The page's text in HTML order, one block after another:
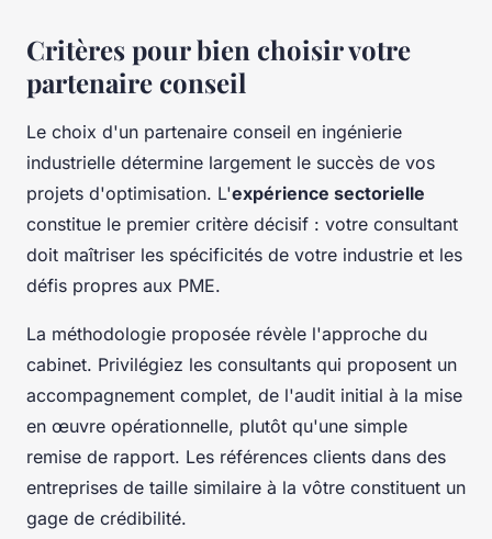
Critères pour bien choisir votre
partenaire conseil
Le choix d'un partenaire conseil en ingénierie
industrielle détermine largement le succès de vos
projets d'optimisation. L'expérience sectorielle
constitue le premier critère décisif : votre consultant
doit maîtriser les spécificités de votre industrie et les
défis propres aux PME.
La méthodologie proposée révèle l'approche du
cabinet. Privilégiez les consultants qui proposent un
accompagnement complet, de l'audit initial à la mise
en œuvre opérationnelle, plutôt qu'une simple
remise de rapport. Les références clients dans des
entreprises de taille similaire à la vôtre constituent un
gage de crédibilité.